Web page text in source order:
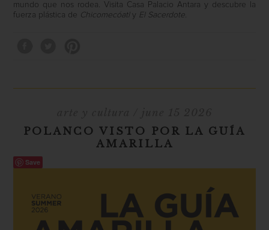
mundo que nos rodea. Visita Casa Palacio Antara y descubre la
fuerza plástica de Chicomecóatly El Sacerdote.
POLANCO VISTO POR LA GUÍA
AMARILLA
Save